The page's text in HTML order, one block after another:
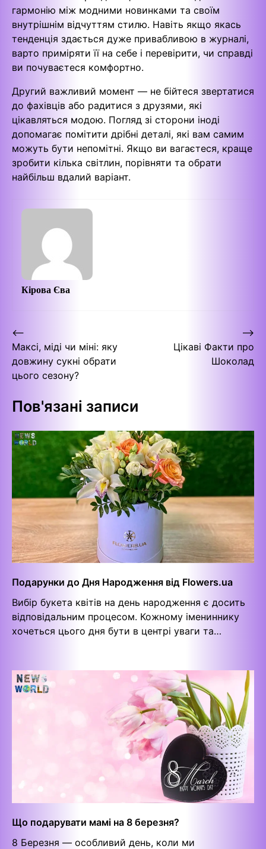
гармонію між модними новинками та своїм
внутрішнім відчуттям стилю. Навіть якщо якась
тенденція здається дуже привабливою в журналі,
варто приміряти її на себе і перевірити, чи справді
ви почуваєтеся комфортно.
Другий важливий момент — не бійтеся звертатися
до фахівців або радитися з друзями, які
цікавляться модою. Погляд зі сторони іноді
допомагає помітити дрібні деталі, які вам самим
можуть бути непомітні. Якщо ви вагаєтеся, краще
зробити кілька світлин, порівняти та обрати
найбільш вдалий варіант.
Кірова Єва
Навігація
записів
⟵
Максі, міді чи міні: яку
довжину сукні обрати
цього сезону?
Цікаві Факти про
Шоколад
⟶
Пов'язані записи
Подарунки до Дня Народження від Flowers.ua
Вибір букета квітів на день народження є досить
відповідальним процесом. Кожному імениннику
хочеться цього дня бути в центрі уваги та…
Що подарувати мамі на 8 березня?
8 Березня — особливий день, коли ми